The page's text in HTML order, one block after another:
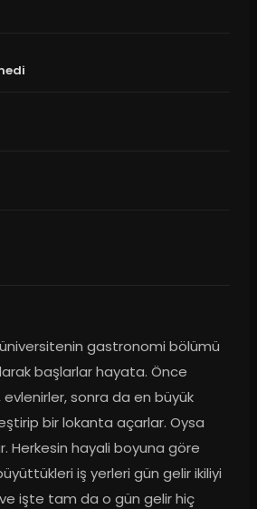
gastronomi bölümü
başlarlar hayata. Önce
sonra da en büyük
bir lokanta açarlar. Oysa
Herkesin hayali boyuna göre
iş yerleri gün gelir ikiliyi
işte tam da o gün gelir hiç